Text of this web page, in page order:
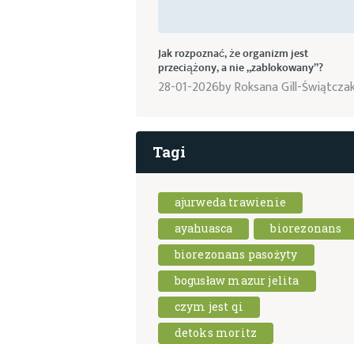
Jak rozpoznać, że organizm jest
przeciążony, a nie „zablokowany”?
28-01-2026byRoksana Gill-
Tagi
ajurweda trawienie
ayahuasca
biorezonans
biorezonans pasożyty
bogusław mazur jelita
czym jest qi
detoks moritz